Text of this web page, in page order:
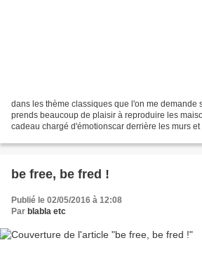
dans les thème classiques que l'on me demande
prends beaucoup de plaisir à reproduire les
cadeau chargé d'émotionscar derrière les murs et
be free, be fred !
Publié le 02/05/2016 à 12:08
Par blabla etc